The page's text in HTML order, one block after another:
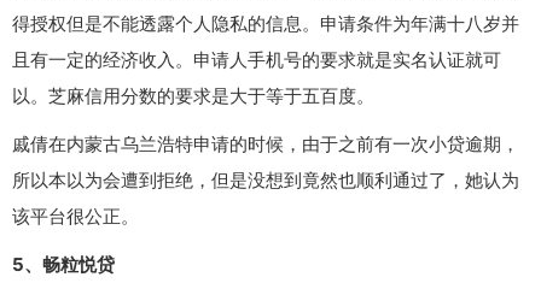
得授权但是不能透露个人隐私的信息。申请条件为年满十八岁并
且有一定的经济收入。申请人手机号的要求就是实名认证就可
以。芝麻信用分数的要求是大于等于五百度。
戚倩在内蒙古乌兰浩特申请的时候，由于之前有一次小贷逾期，
所以本以为会遭到拒绝，但是没想到竟然也顺利通过了，她认为
该平台很公正。
5、畅粒悦贷